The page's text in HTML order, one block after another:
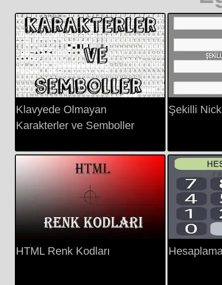
Klavyede Olmayan
Karakterler ve Semboller
Şekilli
HTML Renk Kodları